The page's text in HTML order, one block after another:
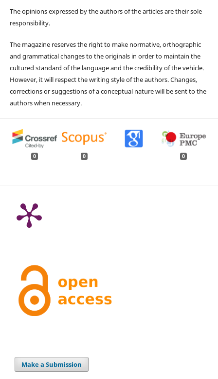
The opinions expressed by the authors of the articles are their sole
responsibility.
The magazine reserves the right to make normative, orthographic
and grammatical changes to the originals in order to maintain the
cultured standard of the language and the credibility of the vehicle.
However, it will respect the writing style of the authors. Changes,
corrections or suggestions of a conceptual nature will be sent to the
authors when necessary.
0 0 0
Make a Submission